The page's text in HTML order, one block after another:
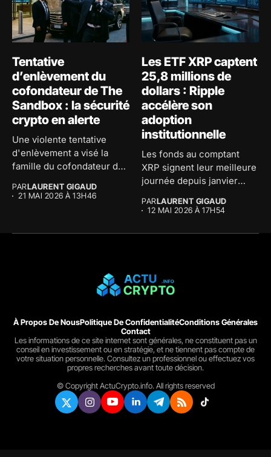
Tentative
d’enlèvement du
cofondateur de The
Sandbox : la sécurité
crypto en alerte
Une violente tentative
d'enlèvement a visé la
famille du cofondateur de
PARLAURENT GIGAUD
21 MAI 2026 À 13H46
Les ETF XRP captent
25,8 millions de
dollars : Ripple
accélère son
adoption
institutionnelle
Les fonds au comptant
XRP signent leur meilleure
journée depuis janvier
PARLAURENT GIGAUD
12 MAI 2026 À 17H54
À Propos De NousPolitique De ConfidentialitéConditions Générales
Contact
Les informations de ce site internet sont générales, ne constituent pas un
conseil en investissement ou en stratégie, et ne tiennent pas compte de
votre situation personnelle. Consultez un professionnel ou effectuez vos
propres recherches avant toute décision.
© Copyright ActuCrypto.info. All rights reserved